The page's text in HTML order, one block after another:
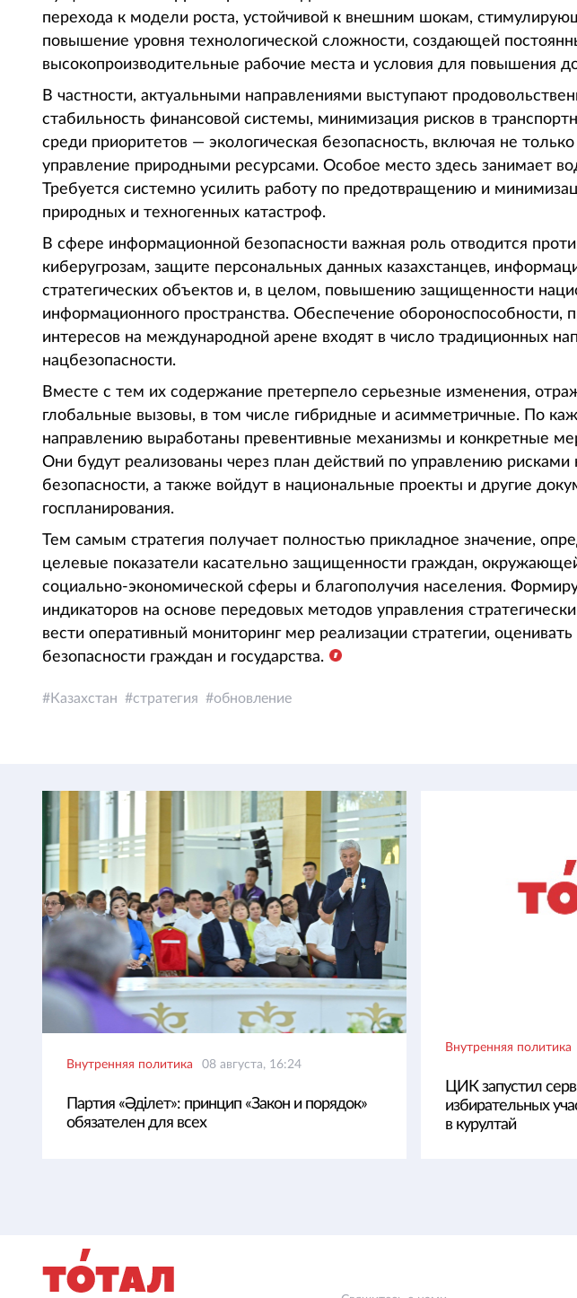
перехода к модели роста, устойчивой к внешним шокам,
повышение уровня технологической сложности, создающей
высокопроизводительные рабочие места и условия для повышения
В частности, актуальными направлениями выступают
стабильность финансовой системы, минимизация рисков в
среди приоритетов — экологическая безопасность, включая не
управление природными ресурсами. Особое место здесь занимает
Требуется системно усилить работу по предотвращению и
природных и техногенных катастроф.
В сфере информационной безопасности важная роль отводится
киберугрозам, защите персональных данных казахстанцев,
стратегических объектов и, в целом, повышению защищенности
информационного пространства. Обеспечение обороноспособности,
интересов на международной арене входят в число традиционных
нацбезопасности.
Вместе с тем их содержание претерпело серьезные изменения,
глобальные вызовы, в том числе гибридные и асимметричные. По
направлению выработаны превентивные механизмы и конкретные
Они будут реализованы через план действий по управлению рисками
безопасности, а также войдут в национальные проекты и другие
госпланирования.
Тем самым стратегия получает полностью прикладное значение,
целевые показатели касательно защищенности граждан,
социально-экономической сферы и благополучия населения.
индикаторов на основе передовых методов управления
вести оперативный мониторинг мер реализации стратегии,
безопасности граждан и государства.
Казахстан стратегия обновление
Внутренняя политика 08 августа, 16:24
Партия «Әділет»: принцип «Закон и порядок»
обязателен для всех
Внутренняя политика
ЦИК запустил
избирательных
в курултай